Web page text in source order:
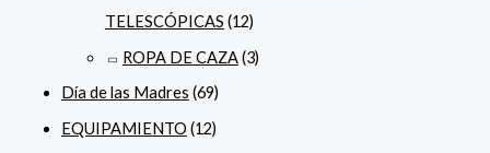
TELESCÓPICAS (12)
ROPA DE CAZA(3)
Día de las Madres (69)
EQUIPAMIENTO (12)